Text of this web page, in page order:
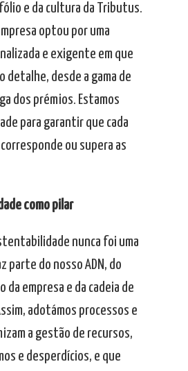
e da cultura da Tributus.
optou por uma
e exigente em que
detalhe, desde a gama de
dos prémios. Estamos
para garantir que cada
ou supera as
como pilar
nunca foi uma
parte do nosso ADN, do
da empresa e da cadeia de
adotámos processos e
a gestão de recursos,
e desperdícios, e que